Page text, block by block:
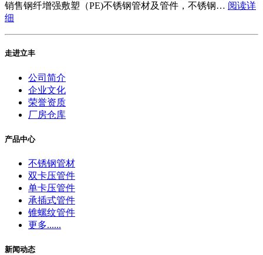
销售钢纤增强敷塑（PE)不锈钢管材及管件，不锈钢… 阅读详
细
走进立丰
公司简介
企业文化
荣誉资质
厂房仓库
产品中心
不锈钢管材
双卡压管件
单卡压管件
承插式管件
锥螺纹管件
更多......
新闻动态